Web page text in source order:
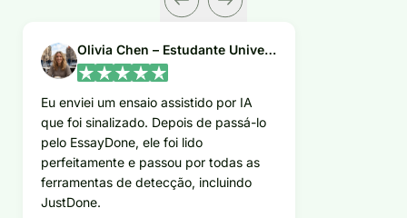
Olivia Chen – Estudante Universitária
Eu enviei um ensaio assistido por IA
que foi sinalizado. Depois de passá-lo
pelo EssayDone, ele foi lido
perfeitamente e passou por todas as
ferramentas de detecção, incluindo
JustDone.